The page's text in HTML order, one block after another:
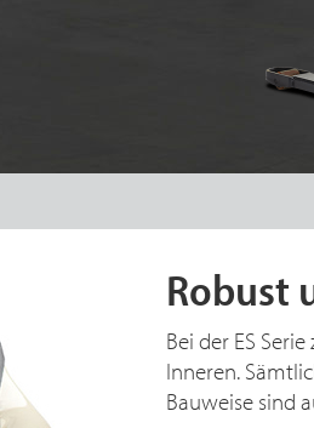
Robust
Bei der ES
Inneren.
Bauweise sind